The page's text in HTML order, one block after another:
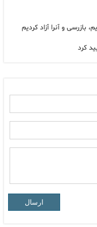
بازرسی و آنرا آزاد کردیم
کرد
ارسال